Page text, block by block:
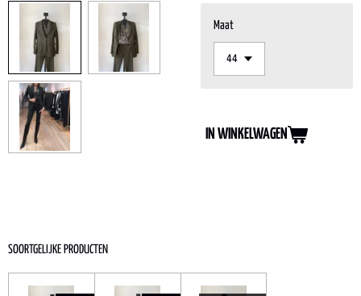
Maat
IN WINKELWAGEN
SOORTGELIJKE PRODUCTEN